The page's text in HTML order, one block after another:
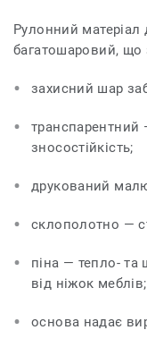
Рулонний матеріал
багатошаровий, що
захисний шар
транспарентний
зносостійкість;
друкований
склополотно —
піна — тепло- та
від ніжок меблів;
основа надає